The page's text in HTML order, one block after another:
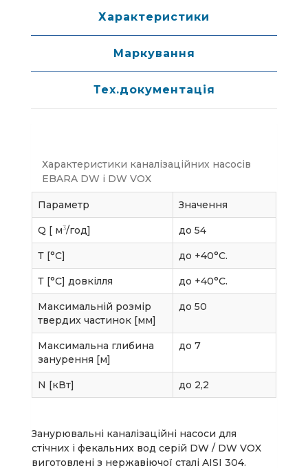
Характеристики
Маркування
Тех.документація
Характеристики каналізаційних насосів
EBARA DW і DW VOX
Параметр Значення
Q [ м3/год] до 54
Т [°C] до +40°С.
Т [°C] довкілля до +40°С.
Максимальній розмір
твердих частинок [мм]
до 50
Максимальна глибина
занурення [м]
до 7
N [кВт] до 2,2
Занурювальні каналізаційні насоси для
стічних і фекальних вод серій DW / DW VOX
виготовлені з нержавіючої сталі AISI 304.